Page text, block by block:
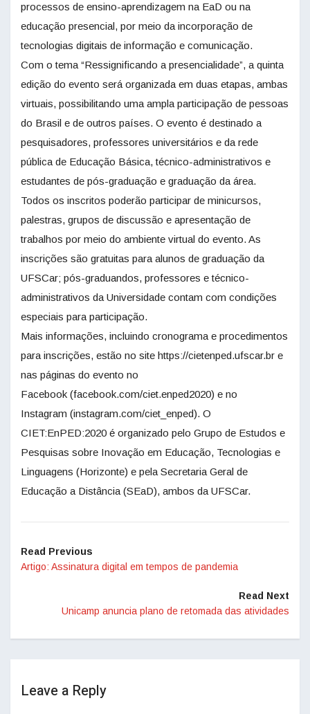
processos de ensino-aprendizagem na EaD ou na
educação presencial, por meio da incorporação de
tecnologias digitais de informação e comunicação.
Com o tema “Ressignificando a presencialidade”, a quinta
edição do evento será organizada em duas etapas, ambas
virtuais, possibilitando uma ampla participação de pessoas
do Brasil e de outros países. O evento é destinado a
pesquisadores, professores universitários e da rede
pública de Educação Básica, técnico-administrativos e
estudantes de pós-graduação e graduação da área.
Todos os inscritos poderão participar de minicursos,
palestras, grupos de discussão e apresentação de
trabalhos por meio do ambiente virtual do evento. As
inscrições são gratuitas para alunos de graduação da
UFSCar; pós-graduandos, professores e técnico-
administrativos da Universidade contam com condições
especiais para participação.
Mais informações, incluindo cronograma e procedimentos
para inscrições, estão no site https://cietenped.ufscar.br e
nas páginas do evento no
Facebook (facebook.com/ciet.enped2020) e no
Instagram (instagram.com/ciet_enped). O
CIET:EnPED:2020 é organizado pelo Grupo de Estudos e
Pesquisas sobre Inovação em Educação, Tecnologias e
Linguagens (Horizonte) e pela Secretaria Geral de
Educação a Distância (SEaD), ambos da UFSCar.
Read Previous
Artigo: Assinatura digital em tempos de pandemia
Read Next
Unicamp anuncia plano de retomada das atividades
Leave a Reply